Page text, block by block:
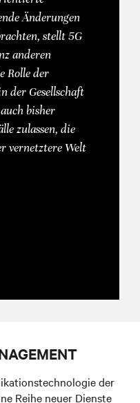
Änderungen
stellt 5G
anderen
Rolle der
der Gesellschaft
bisher
zulassen, die
vernetztere Welt
der
Reihe neuer Dienste